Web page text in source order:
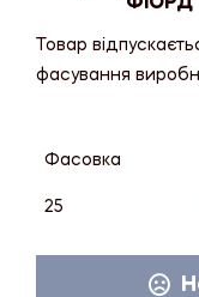
Товар
фасування
Фасовка
25